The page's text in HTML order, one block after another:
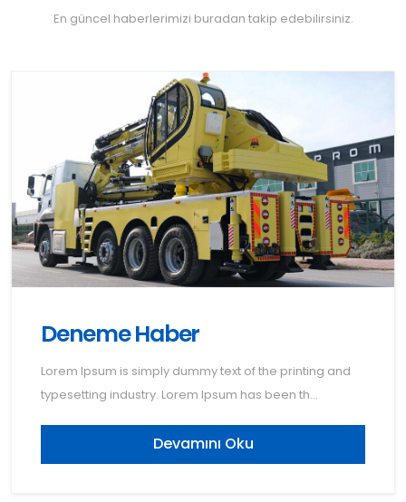
En güncel haberlerimizi buradan takip edebilirsiniz.
Deneme Haber
Lorem Ipsum is simply dummy text of the printing and
typesetting industry. Lorem Ipsum has been th...
Devamını Oku